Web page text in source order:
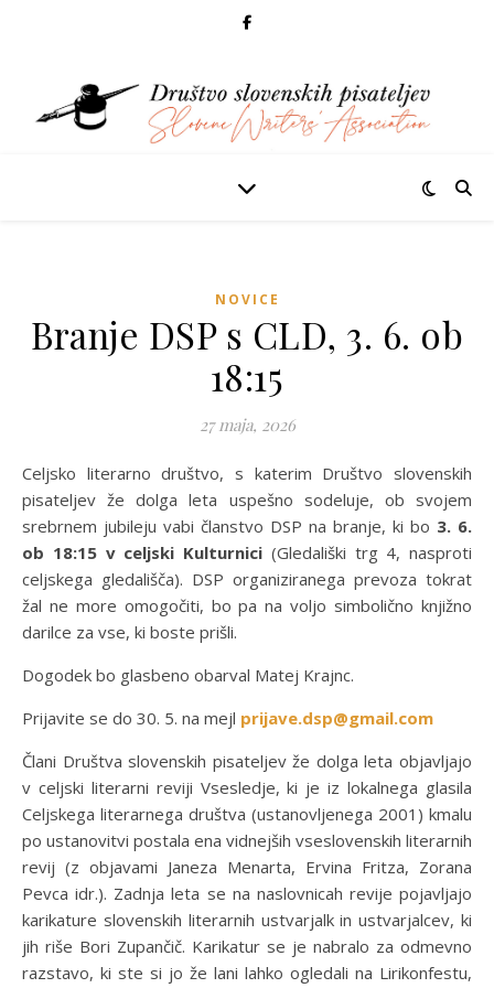
NOVICE
Branje DSP s CLD, 3. 6. ob
18:15
27 maja, 2026
Celjsko literarno društvo, s katerim Društvo slovenskih
pisateljev že dolga leta uspešno sodeluje, ob svojem
srebrnem jubileju vabi članstvo DSP na branje, ki bo 3. 6.
ob 18:15 v celjski Kulturnici (Gledališki trg 4, nasproti
celjskega gledališča). DSP organiziranega prevoza tokrat
žal ne more omogočiti, bo pa na voljo simbolično knjižno
darilce za vse, ki boste prišli.
Dogodek bo glasbeno obarval Matej Krajnc.
Prijavite se do 30. 5. na mejl prijave.dsp@gmail.com
Člani Društva slovenskih pisateljev že dolga leta objavljajo
v celjski literarni reviji Vsesledje, ki je iz lokalnega glasila
Celjskega literarnega društva (ustanovljenega 2001) kmalu
po ustanovitvi postala ena vidnejših vseslovenskih literarnih
revij (z objavami Janeza Menarta, Ervina Fritza, Zorana
Pevca idr.). Zadnja leta se na naslovnicah revije pojavljajo
karikature slovenskih literarnih ustvarjalk in ustvarjalcev, ki
jih riše Bori Zupančič. Karikatur se je nabralo za odmevno
razstavo, ki ste si jo že lani lahko ogledali na Lirikonfestu,